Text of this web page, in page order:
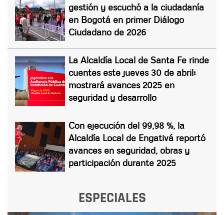
gestión y escuchó a la ciudadanía
en Bogotá en primer Diálogo
Ciudadano de 2026
La Alcaldía Local de Santa Fe rinde
cuentes este jueves 30 de abril:
mostrará avances 2025 en
seguridad y desarrollo
Con ejecución del 99,98 %, la
Alcaldía Local de Engativá reportó
avances en seguridad, obras y
participación durante 2025
ESPECIALES